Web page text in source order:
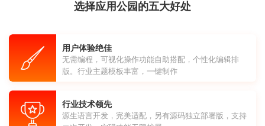
选择应用公园的五大好处
用户体验绝佳
无需编程，可视化操作功能自助搭配，个性化编辑排
版。行业主题模板丰富，一键制作
行业技术领先
源生语言开发，完美适配，另有源码独立部署版，支持